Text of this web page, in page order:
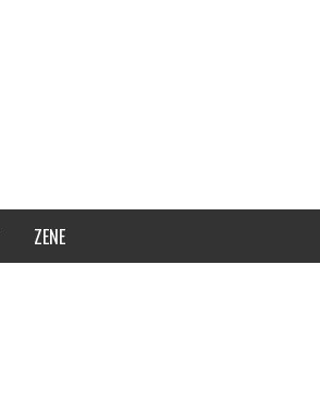
ZENE